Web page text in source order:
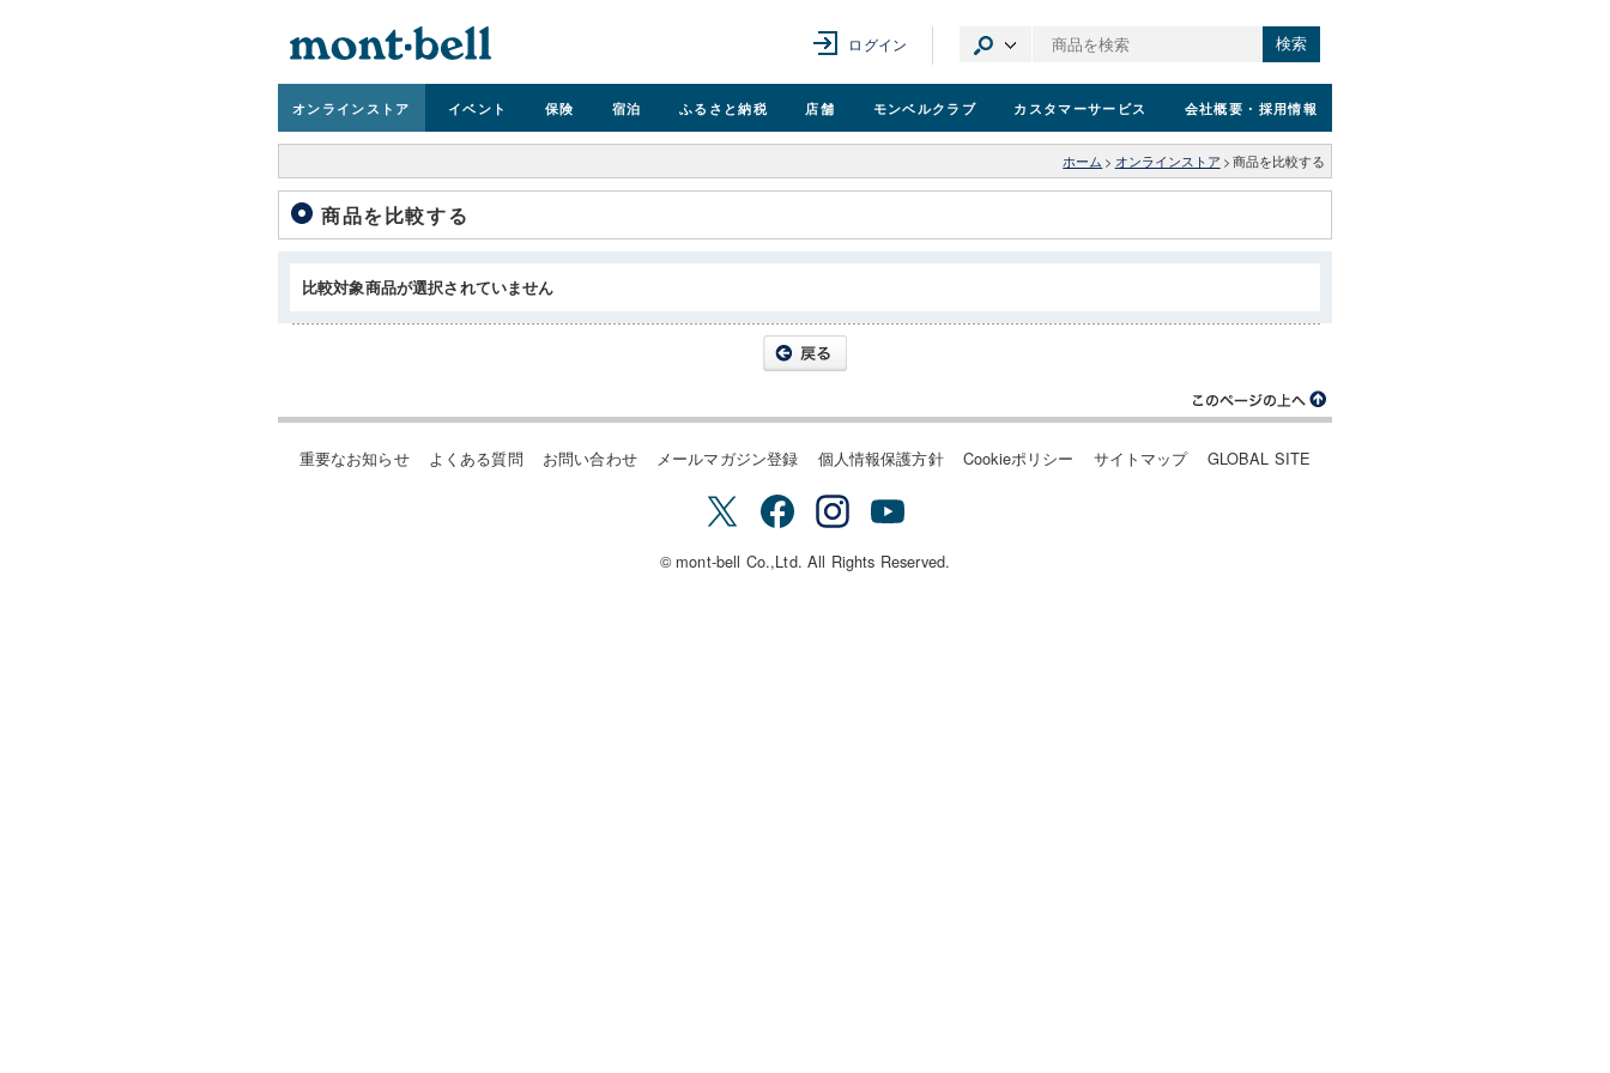
ログイン 検索
オンラインストア イベント 保険 宿泊 ふるさと納税 店舗 モンベルクラブ カスタマーサービス 会社概要 ・採用情報
ホーム > オンラインストア > 商品を比較する
商品を比較する
比較対象商品が選択されていません
重要なお知らせ よくある質問 お問い合わせ メールマガジン登録 個人情報保護方針 Cookieポリシー サイトマップ GLOBAL SITE
© mont-bell Co.,Ltd. All Rights Reserved.